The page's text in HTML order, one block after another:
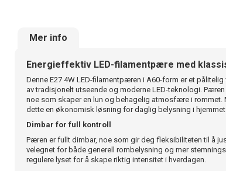
Mer info
Energieffektiv LED-filamentpære med
Denne E27 4W LED-filamentpæren i A60-form er et
av tradisjonelt utseende og moderne LED-teknologi.
noe som skaper en lun og behagelig atmosfære i rommet.
dette en økonomisk løsning for daglig belysning i
Dimbar for full kontroll
Pæren er fullt dimbar, noe som gir deg fleksibiliteten til å
velegnet for både generell rombelysning og mer
regulere lyset for å skape riktig intensitet i hverdagen.